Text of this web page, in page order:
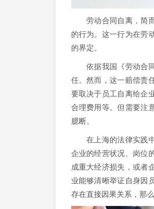
劳动合同自离，简而
的行为。这一行为在劳
的界定。
依据我国《劳动合同
任。然而，这一赔偿责
要取决于员工自离给企
合理费用等。但需要注
臆断。
在上海的法律实践中
企业的经营状况、岗位
成重大经济损失，或者
业能够清晰举证自身因
存在直接因果关系，那